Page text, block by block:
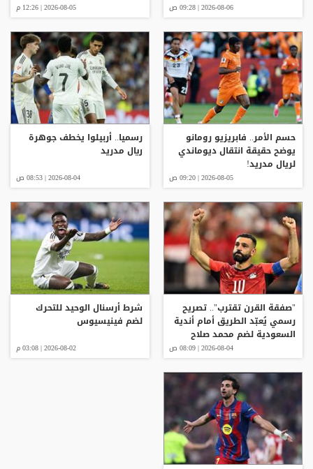
2026-08-06 | 09:28 ص 2026-08-05 | 12:26 م
حسم الأمر.. فابريزيو رومانو
يوضح حقيقة انتقال ديوماندي
لريال مدريد!
2026-08-05 | 09:20 ص
رسميا.. أربيلوا يخطف جوهرة
ريال مدريد
2026-08-04 | 08:53 ص
"صفقة القرن تقترب".. تصريح
رسمي يُعبّد الطريق أمام أندية
السعودية لضم محمد صلاح
2026-08-04 | 08:09 ص
شرط أرسنال الوحيد للتحرك
لضم فينيسيوس
2026-08-02 | 03:08 م